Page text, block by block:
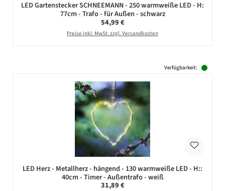
LED Gartenstecker SCHNEEMANN - 250 warmweiße LED - H:
77cm - Trafo - für Außen - schwarz
Regulärer Preis:
54,99 €
Preise inkl. MwSt. zzgl. Versandkosten
Verfügbarkeit:
LED Herz - Metallherz - hängend - 130 warmweiße LED - H::
40cm - Timer - Außentrafo - weiß
Regulärer Preis:
31,89 €